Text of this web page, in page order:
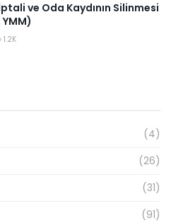
ve Oda Kaydının Silinmesi
1.2K
(4)
(26)
(31)
(91)